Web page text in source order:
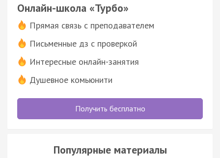
Онлайн-школа «Турбо»
Прямая связь с преподавателем
Письменные дз с проверкой
Интересные онлайн-занятия
Душевное комьюнити
Получить бесплатно
Популярные материалы